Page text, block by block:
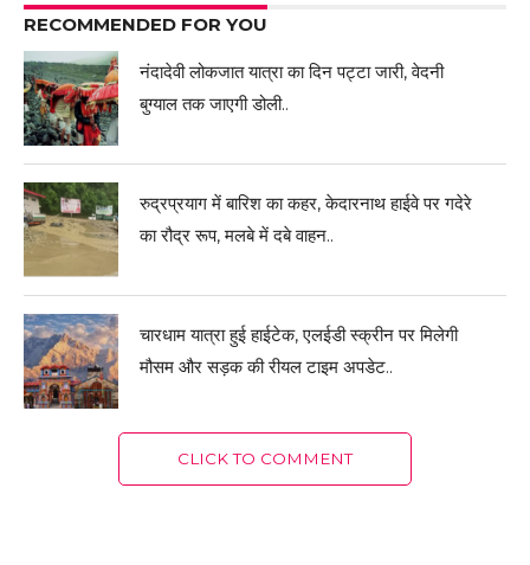
RECOMMENDED FOR YOU
नंदादेवी लोकजात यात्रा का दिन पट्टा जारी, वेदनी
बुग्याल तक जाएगी डोली..
रुद्रप्रयाग में बारिश का कहर, केदारनाथ हाईवे पर गदेरे
का रौद्र रूप, मलबे में दबे वाहन..
चारधाम यात्रा हुई हाईटेक, एलईडी स्क्रीन पर मिलेगी
मौसम और सड़क की रीयल टाइम अपडेट..
CLICK TO COMMENT